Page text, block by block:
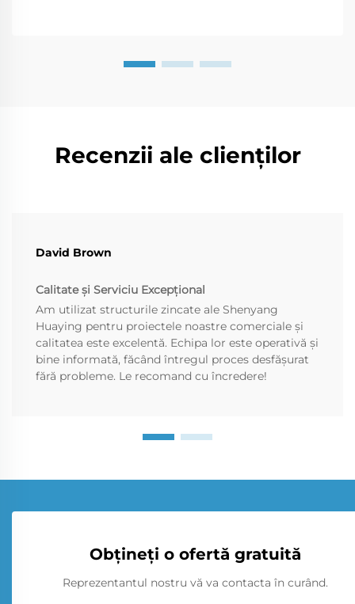
Recenzii ale clienților
David Brown
Calitate și Serviciu Excepțional
Am utilizat structurile zincate ale Shenyang
Huaying pentru proiectele noastre comerciale și
calitatea este excelentă. Echipa lor este operativă și
bine informată, făcând întregul proces desfășurat
fără probleme. Le recomand cu încredere!
Obțineți o ofertă gratuită
Reprezentantul nostru vă va contacta în curând.